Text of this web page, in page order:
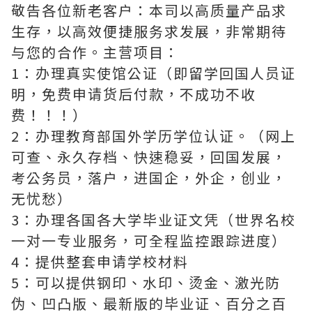
敬告各位新老客户：本司以高质量产品求
生存，以高效便捷服务求发展，非常期待
与您的合作。主营项目：
1：办理真实使馆公证（即留学回国人员证
明，免费申请货后付款，不成功不收
费！！！）
2：办理教育部国外学历学位认证。（网上
可查、永久存档、快速稳妥，回国发展，
考公务员，落户，进国企，外企，创业，
无忧愁）
3：办理各国各大学毕业证文凭（世界名校
一对一专业服务，可全程监控跟踪进度）
4：提供整套申请学校材料
5：可以提供钢印、水印、烫金、激光防
伪、凹凸版、最新版的毕业证、百分之百